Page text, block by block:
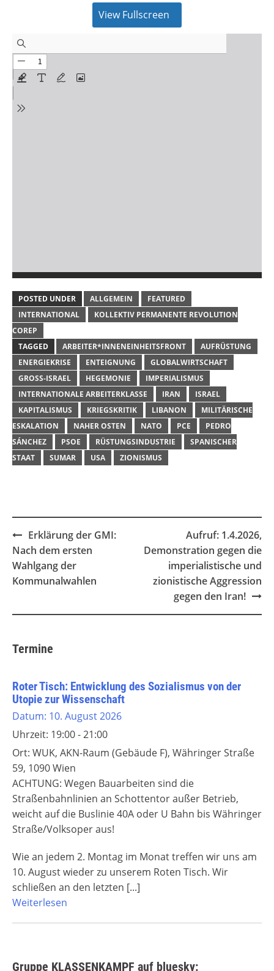
View Fullscreen
POSTED UNDER ALLGEMEIN
FEATURED
INTERNATIONAL
KOLLEKTIV PERMANENTE REVOLUTION
COREP
TAGGED
ARBEITER*INNENEINHEITSFRONT
AUFRÜSTUNG
ENERGIEKRISE
ENTEIGNUNG
GLOBALWIRTSCHAFT
GROSS-ISRAEL
HEGEMONIE
IMPERIALISMUS
INTERNATIONALE ARBEITERKLASSE
IRAN
ISRAEL
KAPITALISMUS
KRIEGSKRITIK LIBANON
MILITÄRISCHE
ESKALATION
NAHER OSTEN NATO PCE
PEDRO
SÁNCHEZ
PSOE RÜSTUNGSINDUSTRIE
SPANISCHER
STAAT
SUMAR USA ZIONISMUS
Post
navigation
Erklärung der GMI:
Nach dem ersten
Wahlgang der
Kommunalwahlen
Aufruf: 1.4.2026,
Demonstration gegen die
imperialistische und
zionistische Aggression
gegen den Iran!
Termine
Roter Tisch: Entwicklung des Sozialismus von der
Utopie zur Wissenschaft
Datum: 10. August 2026
Uhrzeit: 19:00 - 21:00
Ort: WUK, AKN-Raum (Gebäude F), Währinger Straße
59, 1090 Wien
ACHTUNG: Wegen Bauarbeiten sind die
Straßenbahnlinien an Schottentor außer Betrieb,
weicht auf die Buslinie 40A oder U Bahn bis Währinger
Straße/Volksoper aus!
Wie an jedem 2. Montag im Monat treffen wir uns am
10. August wieder zu unserem Roten Tisch. Wir
schließen an den letzten [...]
Weiterlesen
Gruppe KLASSENKAMPF auf bluesky: